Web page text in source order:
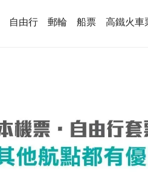
自由行 郵輪 船票 高鐵火車